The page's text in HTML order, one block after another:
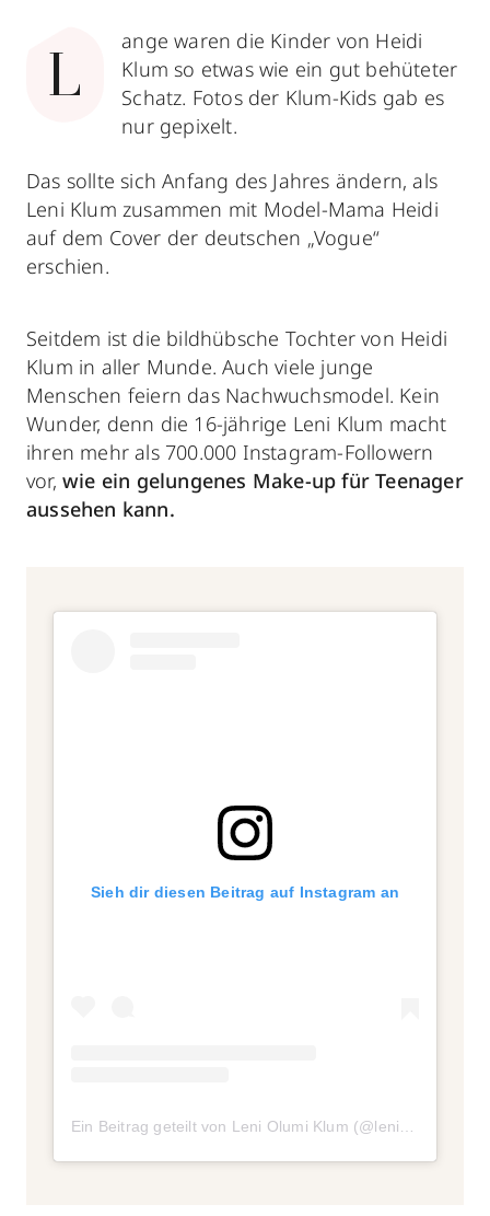
L
ange waren die Kinder von Heidi
Klum so etwas wie ein gut behüteter
Schatz. Fotos der Klum-Kids gab es
nur gepixelt.
Das sollte sich Anfang des Jahres ändern, als
Leni Klum zusammen mit Model-Mama Heidi
auf dem Cover der deutschen „Vogue“
erschien.
Seitdem ist die bildhübsche Tochter von Heidi
Klum in aller Munde. Auch viele junge
Menschen feiern das Nachwuchsmodel. Kein
Wunder, denn die 16-jährige Leni Klum macht
ihren mehr als 700.000 Instagram-Followern
vor, wie ein gelungenes Make-up für Teenager
aussehen kann.
Sieh dir diesen Beitrag auf Instagram an